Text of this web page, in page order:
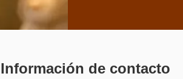
Información de contacto